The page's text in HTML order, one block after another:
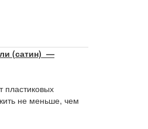
(сатин) —
пластиковых
не меньше, чем